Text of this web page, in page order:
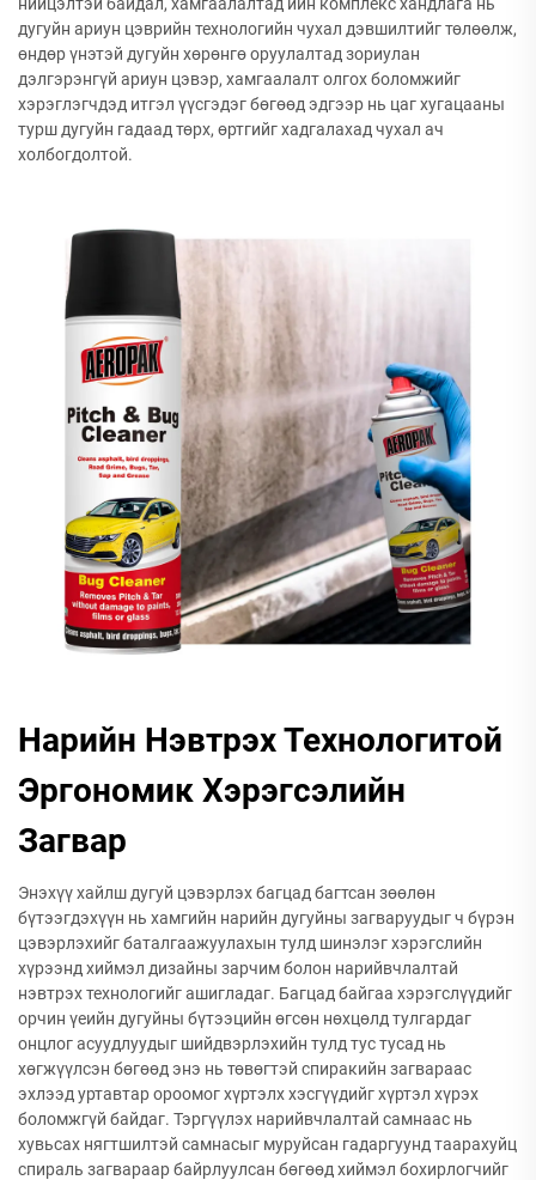
дугуйн ариун цэврийн технологийн чухал дэвшилтийг төлөөлж,
өндөр үнэтэй дугуйн хөрөнгө оруулалтад зориулан
дэлгэрэнгүй ариун цэвэр, хамгаалалт олгох боломжийг
хэрэглэгчдэд итгэл үүсгэдэг бөгөөд эдгээр нь цаг хугацааны
турш дугуйн гадаад төрх, өртгийг хадгалахад чухал ач
холбогдолтой.
Нарийн Нэвтрэх Технологитой
Эргономик Хэрэгсэлийн
Загвар
Энэхүү хайлш дугуй цэвэрлэх багцад багтсан зөөлөн
бүтээгдэхүүн нь хамгийн нарийн дугуйны загваруудыг ч бүрэн
цэвэрлэхийг баталгаажуулахын тулд шинэлэг хэрэгслийн
хүрээнд хиймэл дизайны зарчим болон нарийвчлалтай
нэвтрэх технологийг ашигладаг. Багцад байгаа хэрэгслүүдийг
орчин үеийн дугуйны бүтээцийн өгсөн нөхцөлд тулгардаг
онцлог асуудлуудыг шийдвэрлэхийн тулд тус тусад нь
хөгжүүлсэн бөгөөд энэ нь төвөгтэй спиракийн загвараас
эхлээд уртавтар ороомог хүртэлх хэсгүүдийг хүртэл хүрэх
боломжгүй байдаг. Тэргүүлэх нарийвчлалтай самнаас нь
хувьсах нягтшилтэй самнасыг муруйсан гадаргуунд таарахуйц
спираль загвараар байрлуулсан бөгөөд хиймэл бохирлогчийг